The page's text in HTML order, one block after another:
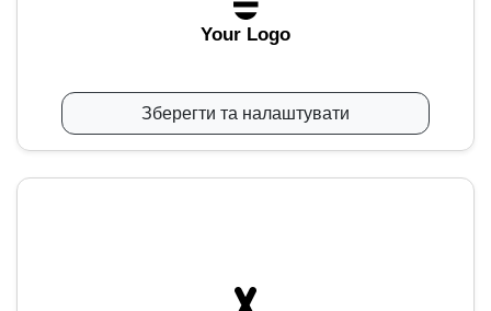
Your Logo
Зберегти та налаштувати